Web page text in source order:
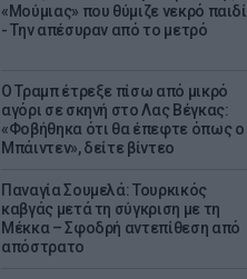
«Μούμιας» που θύμιζε νεκρό παιδί
- Την απέσυραν από το μετρό
Ο Τραμπ έτρεξε πίσω από μικρό
αγόρι σε σκηνή στο Λας Βέγκας:
«Φοβήθηκα ότι θα έπεφτε όπως ο
Μπάιντεν», δείτε βίντεο
Παναγία Σουμελά: Τουρκικός
καβγάς μετά τη σύγκριση με τη
Μέκκα – Σφοδρή αντεπίθεση από
απόστρατο